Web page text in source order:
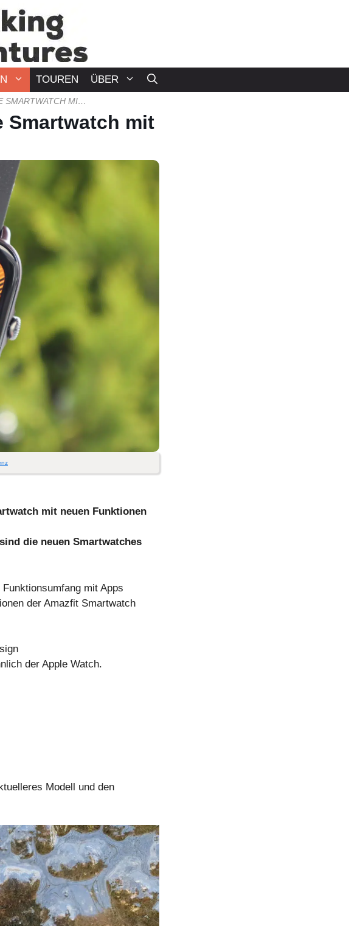
TOUREN ÜBER
AMAZFIT GTS 3 TEST – GÜNSTIGE SMARTWATCH MIT TOPMODELL-AMBITIONEN?
Smartwatch mit
mit neuen Funktionen
sind die neuen Smartwatches
mit Apps
der Amazfit Smartwatch
der Apple Watch.
Modell und den